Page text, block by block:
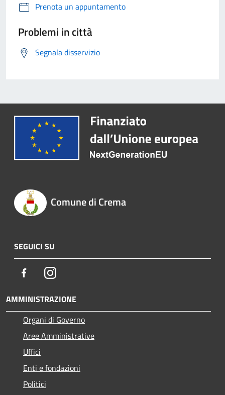
Prenota un appuntamento
Problemi in città
Segnala disservizio
Comune di Crema
SEGUICI SU
FacebookInstagram
AMMINISTRAZIONE
Organi di Governo
Aree Amministrative
Uffici
Enti e fondazioni
Politici